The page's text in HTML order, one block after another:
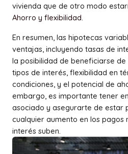
vivienda que de otro modo
Ahorro y flexibilidad.
En resumen, las hipotecas
ventajas, incluyendo tasas de
la posibilidad de beneficiarse de
tipos de interés, flexibilidad en
condiciones, y el potencial de
embargo, es importante tener
asociado y asegurarte de
cualquier aumento en los pagos
interés suben.